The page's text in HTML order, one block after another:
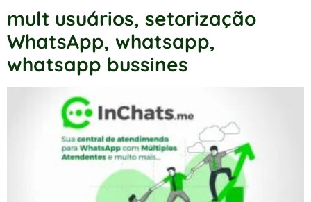
mult usuários, setorização
WhatsApp, whatsapp,
whatsapp bussines